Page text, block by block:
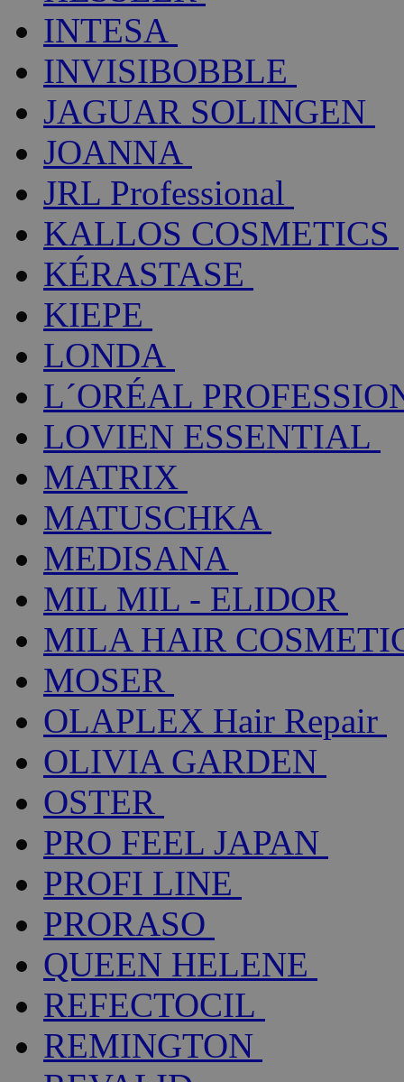
INTESA
INVISIBOBBLE
JAGUAR SOLINGEN
JOANNA
JRL Professional
KALLOS COSMETICS
KÉRASTASE
KIEPE
LONDA
L´ORÉAL
LOVIEN ESSENTIAL
MATRIX
MATUSCHKA
MEDISANA
MIL MIL - ELIDOR
MILA HAIR
MOSER
OLAPLEX Hair Repair
OLIVIA GARDEN
OSTER
PRO FEEL JAPAN
PROFI LINE
PRORASO
QUEEN HELENE
REFECTOCIL
REMINGTON